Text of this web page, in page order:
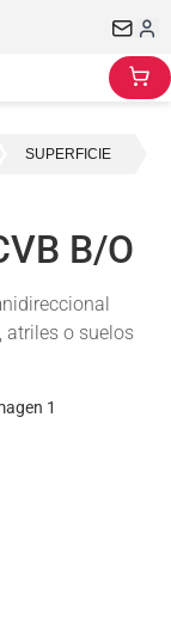
SUPERFICIE
B/O
atriles o suelos